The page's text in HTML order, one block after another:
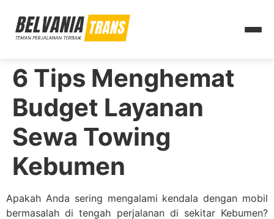
6 Tips Menghemat
Budget Layanan
Sewa Towing
Kebumen
Apakah Anda sering mengalami kendala dengan mobil
bermasalah di tengah perjalanan di sekitar Kebumen?